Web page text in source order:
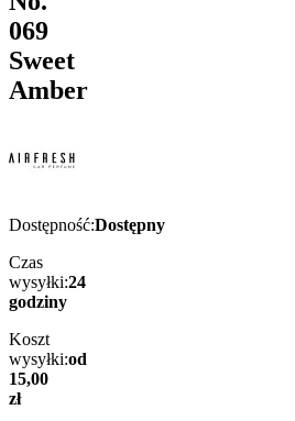
069
Sweet
Amber
Dostępność:Dostępny
Czas
wysyłki:24
godziny
Koszt
wysyłki:od
15,00
zł